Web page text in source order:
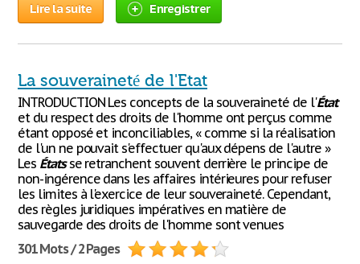
Lire la suite Enregistrer
La souveraineté de l'Etat
INTRODUCTION Les concepts de la souveraineté de l'État
et du respect des droits de l'homme ont perçus comme
étant opposé et inconciliables, « comme si la réalisation
de l'un ne pouvait s'effectuer qu'aux dépens de l'autre »
Les Étatsse retranchent souvent derrière le principe de
non-ingérence dans les affaires intérieures pour refuser
les limites à l'exercice de leur souveraineté. Cependant,
des règles juridiques impératives en matière de
sauvegarde des droits de l'homme sont venues
301 Mots / 2 Pages